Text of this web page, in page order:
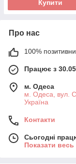
Купити
Про нас
100%
Працює з
м. Одеса
м. Одеса, вул.
Україна
Контакти
Сьогодні
Показати